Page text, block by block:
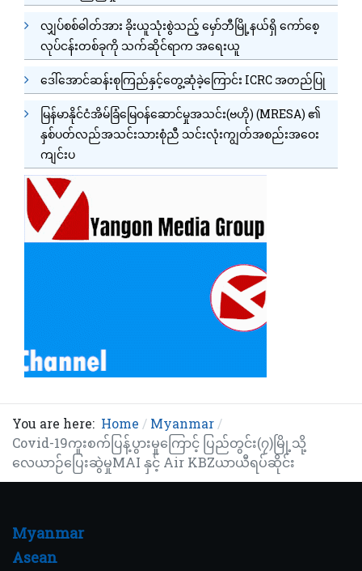
လျှပ်စစ်ဓါတ်အား ခိုးယူသုံးစွဲသည့် မှော်ဘီမြို့နယ်ရှိ ကော်စေ့
လုပ်ငန်းတစ်ခုကို သက်ဆိုင်ရာက အရေးယူ
ဒေါ်အောင်ဆန်းစုကြည်နှင့်တွေ့ဆုံခဲ့ကြောင်း ICRC အတည်ပြု
မြန်မာနိုင်ငံအိမ်ခြံမြေဝန်ဆောင်မှုအသင်း(ဗဟို) (MRESA) ၏
နှစ်ပတ်လည်အသင်းသားစုံညီ သင်းလုံးကျွတ်အစည်းအဝေး
ကျင်းပ
You are here: Home
Myanmar
Covid-19ကူးစက်ပြန့်ပွားမှုကြောင့် ပြည်တွင်း(၇)မြို့သို့
လေယာဉ်ပြေးဆွဲမှုMAI နှင့် Air KBZယာယီရပ်ဆိုင်း
Myanmar
Asean